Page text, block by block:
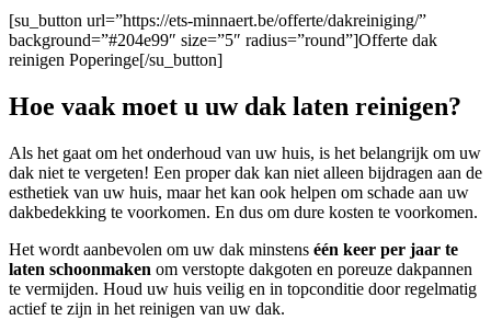
[su_button url=”https://ets-minnaert.be/offerte/dakreiniging/”
background=”#204e99″ size=”5″ radius=”round”]Offerte dak
reinigen Poperinge[/su_button]
Hoe vaak moet u uw dak laten reinigen?
Als het gaat om het onderhoud van uw huis, is het belangrijk om uw
dak niet te vergeten! Een proper dak kan niet alleen bijdragen aan de
esthetiek van uw huis, maar het kan ook helpen om schade aan uw
dakbedekking te voorkomen. En dus om dure kosten te voorkomen.
Het wordt aanbevolen om uw dak minstens één keer per jaar te
laten schoonmaken om verstopte dakgoten en poreuze dakpannen
te vermijden. Houd uw huis veilig en in topconditie door regelmatig
actief te zijn in het reinigen van uw dak.